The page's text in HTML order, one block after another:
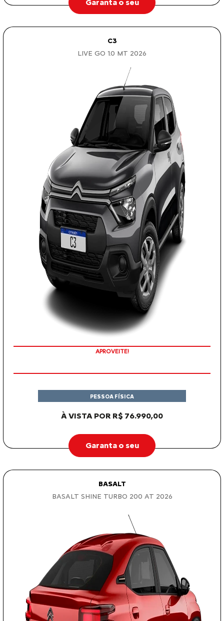
Garanta o seu
C3
LIVE GO 1.0 MT 2026
APROVEITE!
À VISTA POR R$ 76.990,00
PESSOA FÍSICA
Garanta o seu
BASALT
BASALT SHINE TURBO 200 AT 2026